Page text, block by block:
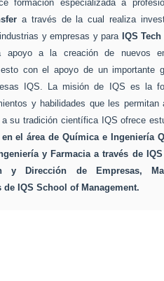
formación especializada a
a través de la cual realiza
y empresas y para IQS
apoyo a la creación de nuevos
con el apoyo de un importante
IQS. La misión de IQS es la
y habilidades que les permitan
su tradición científica IQS ofrece
el área de Química e Ingeniería
y Farmacia a través de IQS
Dirección de Empresas,
IQS School of Management.